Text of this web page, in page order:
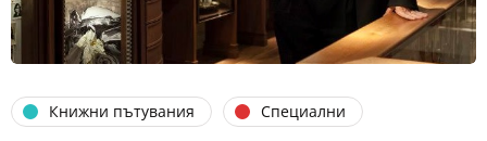
Книжни пътувания Специални